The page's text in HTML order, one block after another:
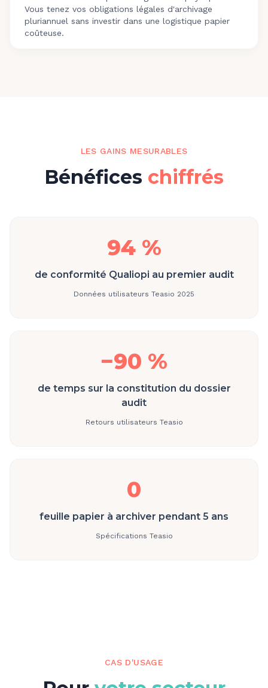
Vous tenez vos obligations légales d'archivage
pluriannuel sans investir dans une logistique papier
coûteuse.
LES GAINS MESURABLES
Bénéfices chiffrés
94 %
de conformité Qualiopi au premier audit
Données utilisateurs Teasio 2025
−90 %
de temps sur la constitution du dossier
audit
Retours utilisateurs Teasio
0
feuille papier à archiver pendant 5 ans
Spécifications Teasio
CAS D'USAGE